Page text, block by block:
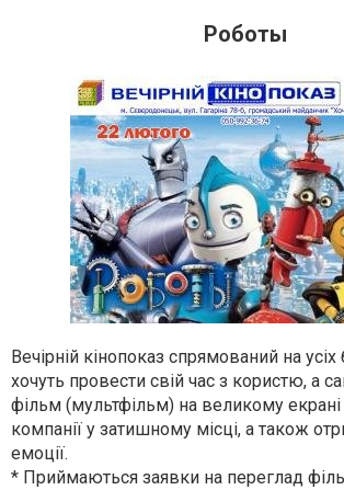
Роботы
Вечірній кінопоказ спрямований на
хочуть провести свій час з користю, а
фільм (мультфільм) на великому екрані
компанії у затишному місці, а також
емоції.
* Приймаються заявки на переглад